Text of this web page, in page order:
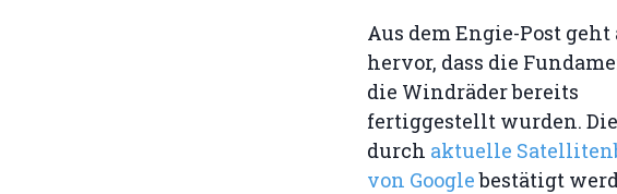
Aus dem Engie-Post geht
hervor, dass die
die Windräder bereits
fertiggestellt wurden.
durch aktuelle
von Googlebestätigt